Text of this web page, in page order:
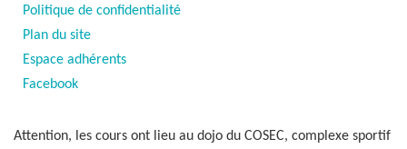
Politique de confidentialité
Plan du site
Espace adhérents
Facebook
Attention, les cours ont lieu au dojo du COSEC, complexe sportif